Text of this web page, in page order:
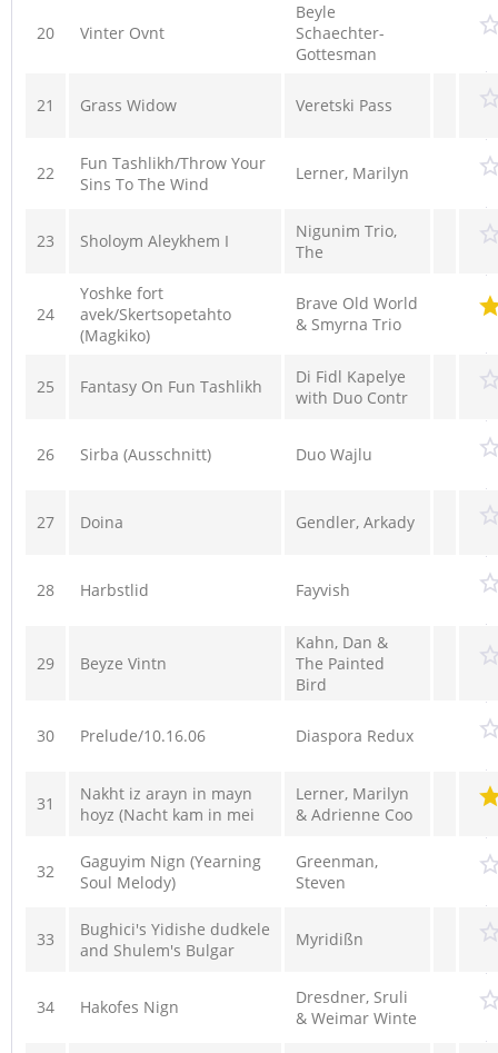
20 Vinter Ovnt
Beyle
Schaechter-
Gottesman
21 Grass Widow Veretski Pass
22
Fun Tashlikh/Throw Your
Sins To The Wind
Lerner, Marilyn
23 Sholoym Aleykhem I
Nigunim Trio,
The
24
Yoshke fort
avek/Skertsopetahto
(Magkiko)
Brave Old World
& Smyrna Trio
25 Fantasy On Fun Tashlikh
Di Fidl Kapelye
with Duo Contr
26 Sirba (Ausschnitt) Duo Wajlu
27 Doina Gendler, Arkady
28 Harbstlid Fayvish
29 Beyze Vintn
Kahn, Dan &
The Painted
Bird
30 Prelude/10.16.06 Diaspora Redux
31
Nakht iz arayn in mayn
hoyz (Nacht kam in mei
Lerner, Marilyn
& Adrienne Coo
32
Gaguyim Nign (Yearning
Soul Melody)
Greenman,
Steven
33
Bughici's Yidishe dudkele
and Shulem's Bulgar
Myridißn
34 Hakofes Nign
Dresdner, Sruli
& Weimar Winte